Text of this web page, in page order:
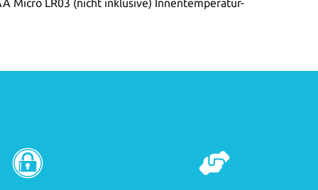
Micro LR03 (nicht inklusive) Innentemperatur-